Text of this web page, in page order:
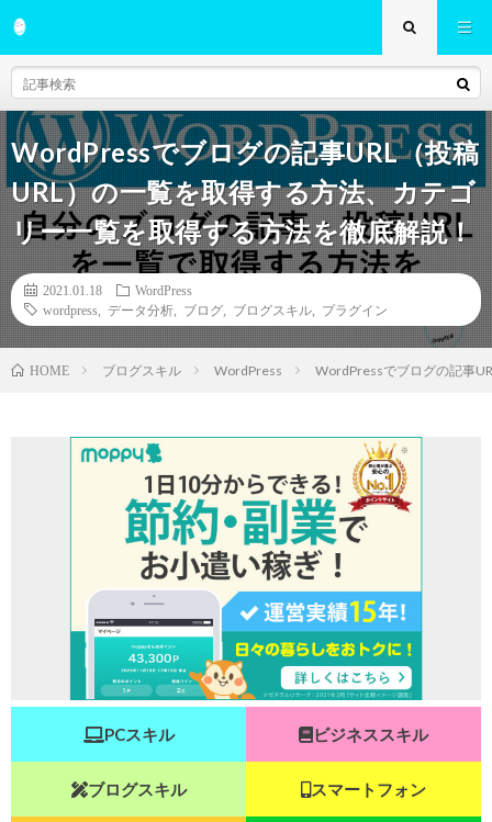
WordPressでブログの記事URL（投稿
URL）の一覧を取得する方法、カテゴ
リー一覧を取得する方法を徹底解説！
2021.01.18
WordPress
wordpress
データ分析 ブログ ブログスキル プラグイン
HOME ブログスキル WordPress WordPressでブログの記事
PCスキル ビジネススキル
ブログスキル スマートフォン